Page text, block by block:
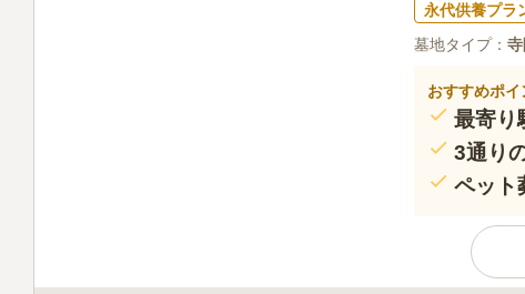
永代供養プラ
墓地タイプ：
おすすめポイ
最寄り
3通り
ペット